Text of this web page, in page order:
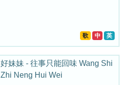
歌 中 英
好妹妹 - 往事只能回味 Wang Shi
Zhi Neng Hui Wei